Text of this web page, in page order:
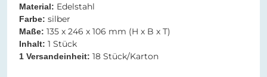
Material: Edelstahl
Farbe: silber
Maße: 135 x 246 x 106 mm (H x B x T)
Inhalt: 1 Stück
1 Versandeinheit: 18 Stück/Karton